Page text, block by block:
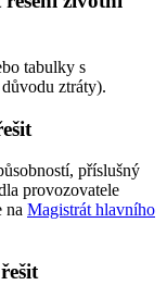
tabulky s
ztráty).
příslušný
provozovatele
na Magistrát hlavního